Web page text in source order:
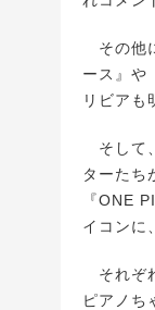
その他
ース』や
リビアも
そして
ターたち
『ONE
イコンに
それぞ
ピアノち